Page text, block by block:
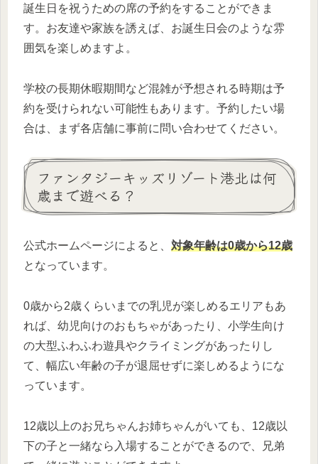
誕生日を祝うための席の予約をすることができま
す。お友達や家族を誘えば、お誕生日会のような雰
囲気を楽しめますよ。
学校の長期休暇期間など混雑が予想される時期は予
約を受けられない可能性もあります。予約したい場
合は、まず各店舗に事前に問い合わせてください。
ファンタジーキッズリゾート港北は何
歳まで遊べる？
公式ホームページによると、 対象年齢は0歳から12歳
となっています。
0歳から2歳くらいまでの乳児が楽しめるエリアもあ
れば、幼児向けのおもちゃがあったり、小学生向け
の大型ふわふわ遊具やクライミングがあったりし
て、幅広い年齢の子が退屈せずに楽しめるようにな
っています。
12歳以上のお兄ちゃんお姉ちゃんがいても、12歳以
下の子と一緒なら入場することができるので、兄弟